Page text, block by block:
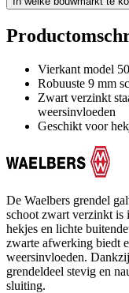
Vierkant model
Robuuste 9 mm
Zwart verzinkt
weersinvloeden
Geschikt voor
De Waelbers grendel
schoot zwart verzinkt is
hekjes en lichte
zwarte afwerking biedt
weersinvloeden.
grendeldeel stevig en
sluiting.